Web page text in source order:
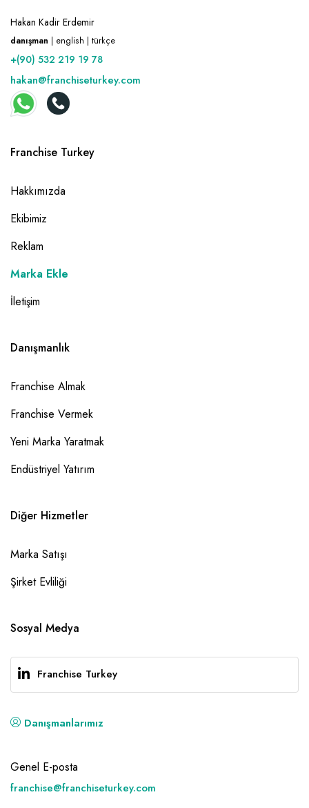
Hakan Kadir Erdemir
danışman | english | türkçe
+(90) 532 219 19 78
hakan@franchiseturkey.com
Franchise Turkey
Hakkımızda
Ekibimiz
Reklam
Marka Ekle
İletişim
Danışmanlık
Franchise Almak
Franchise Vermek
Yeni Marka Yaratmak
Endüstriyel Yatırım
Diğer Hizmetler
Marka Satışı
Şirket Evliliği
Sosyal Medya
Franchise Turkey
Danışmanlarımız
Genel E-posta
franchise@franchiseturkey.com